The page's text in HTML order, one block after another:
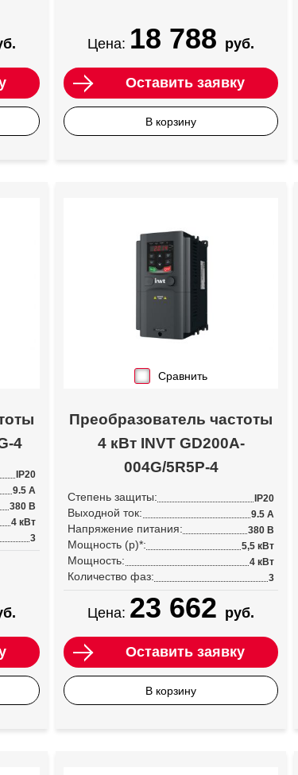
Цена: 18 788 руб.
Оставить заявку
В корзину
4
IP20
9.5 А
380 В
4 кВт
3
Сравнить
Преобразователь частоты
4 кВт INVT GD200A-
004G/5R5P-4
Степень защиты: IP20
Выходной ток: 9.5 А
Напряжение питания: 380 В
Мощность (p)*: 5,5 кВт
Мощность: 4 кВт
Количество фаз: 3
Цена: 23 662 руб.
Оставить заявку
В корзину